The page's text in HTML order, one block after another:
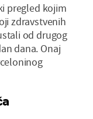
pregled kojim
zdravstvenih
od drugog
dana. Onaj